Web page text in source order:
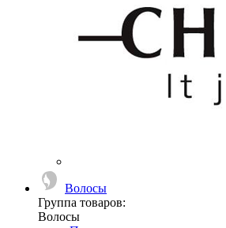
Волосы
Группа товаров:
Волосы